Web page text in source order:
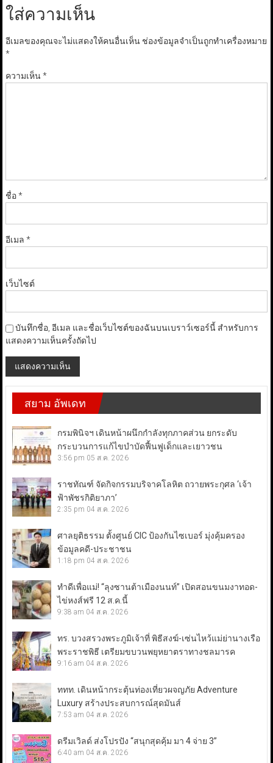
ใส่ความเห็น
อีเมลของคุณจะไม่แสดงให้คนอื่นเห็น ช่องข้อมูลจำเป็นถูกทำเครื่องหมาย
*
ความเห็น*
ชื่อ*
อีเมล *
เว็บไซต์
บันทึกชื่อ, อีเมล และชื่อเว็บไซต์ของฉันบนเบราว์เซอร์นี้ สำหรับการ
แสดงความเห็นครั้งถัดไป
สยาม อัพเดท
กรมพินิจฯ เดินหน้าผนึกกำลังทุกภาคส่วน ยกระดับ
กระบวนการแก้ไขบำบัดฟื้นฟูเด็กและเยาวชน
3:56 pm 05 ส.ค. 2026
ราชทัณฑ์ จัดกิจกรรมบริจาคโลหิต ถวายพระกุศล ‘เจ้า
ฟ้าพัชรกิติยาภา’
2:35 pm 04 ส.ค. 2026
ศาลยุติธรรม ตั้งศูนย์ CIC ป้องกันไซเบอร์ มุ่งคุ้มครอง
ข้อมูลคดี-ประชาชน
1:18 pm 04 ส.ค. 2026
ทำดีเพื่อแม่! “ลุงซานต้าเมืองนนท์” เปิดสอนขนมงาทอด-
ไข่หงส์ฟรี 12 ส.ค.นี้
9:38 am 04 ส.ค. 2026
ทร. บวงสรวงพระภูมิเจ้าที่ พิธีสงฆ์-เซ่นไหว้แม่ย่านางเรือ
พระราชพิธี เตรียมขบวนพยุหยาตราทางชลมารค
9:16 am 04 ส.ค. 2026
ททท. เดินหน้ากระตุ้นท่องเที่ยวผจญภัย Adventure
Luxury สร้างประสบการณ์สุดมันส์
7:53 am 04 ส.ค. 2026
ดรีมเวิลด์ ส่งโปรปัง “สนุกสุดคุ้ม มา 4 จ่าย 3”
6:40 am 04 ส.ค. 2026